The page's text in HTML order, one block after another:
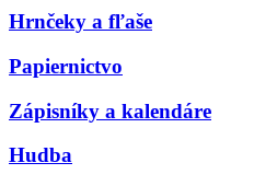
Hrnčeky a fľaše
Papiernictvo
Zápisníky a kalendáre
Hudba